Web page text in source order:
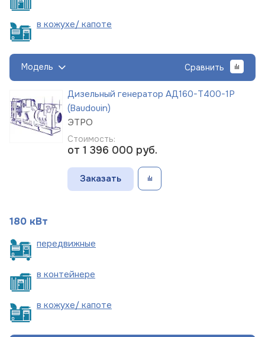
в кожухе/ капоте
Модель Сравнить
Дизельный генератор АД160-Т400-1Р
(Baudouin)
ЭТРО
Стоимость:
от 1 396 000 руб.
Заказать
180 кВт
передвижные
в контейнере
в кожухе/ капоте